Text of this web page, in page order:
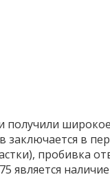
получили
заключается в
пробивка
является